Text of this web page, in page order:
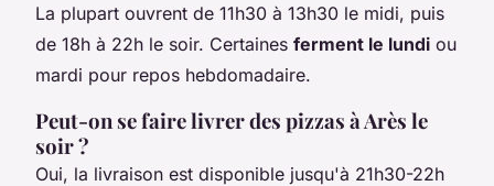
La plupart ouvrent de 11h30 à 13h30 le midi, puis
de 18h à 22h le soir. Certaines ferment le lundi ou
mardi pour repos hebdomadaire.
Peut-on se faire livrer des pizzas à Arès le
soir ?
Oui, la livraison est disponible jusqu'à 21h30-22h